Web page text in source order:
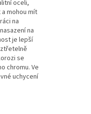
oceli,
mohou mít
na
na
je lepší
se
chromu. Ve
uchycení